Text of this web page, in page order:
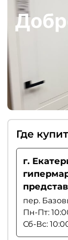
«умным
Где
г.
пер.
Пн-Пт:
Сб-Вс: